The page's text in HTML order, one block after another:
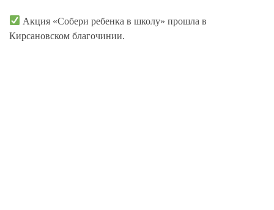
Акция «Собери ребенка в школу» прошла в
Кирсановском благочинии.